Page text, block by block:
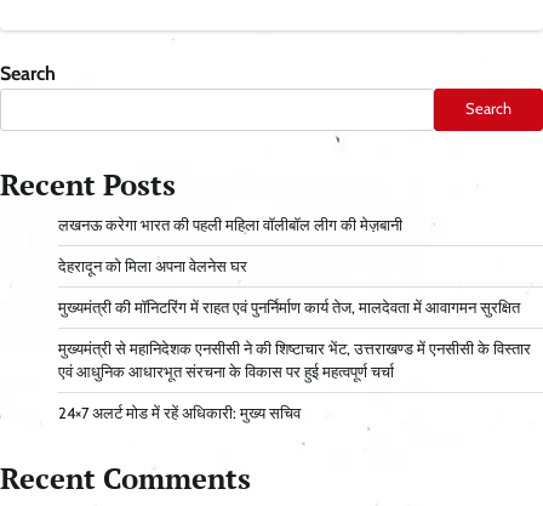
Search
Search
Recent Posts
लखनऊ करेगा भारत की पहली महिला वॉलीबॉल लीग की मेज़बानी
देहरादून को मिला अपना वेलनेस घर
मुख्यमंत्री की मॉनिटरिंग में राहत एवं पुनर्निर्माण कार्य तेज, मालदेवता में आवागमन सुरक्षित
मुख्यमंत्री से महानिदेशक एनसीसी ने की शिष्टाचार भेंट, उत्तराखण्ड में एनसीसी के विस्तार
एवं आधुनिक आधारभूत संरचना के विकास पर हुई महत्वपूर्ण चर्चा
24×7 अलर्ट मोड में रहें अधिकारी: मुख्य सचिव
Recent Comments